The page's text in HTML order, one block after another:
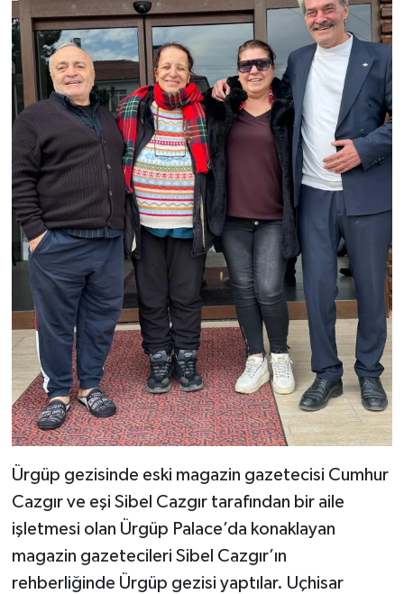
Ürgüp gezisinde eski magazin gazetecisi Cumhur
Cazgır ve eşi Sibel Cazgır tarafından bir aile
işletmesi olan Ürgüp Palace’da konaklayan
magazin gazetecileri Sibel Cazgır’ın
rehberliğinde Ürgüp gezisi yaptılar. Uçhisar